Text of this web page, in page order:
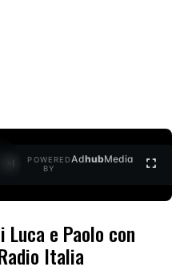
POWERED
BY
AdhubMedia
e Paolo con
Italia